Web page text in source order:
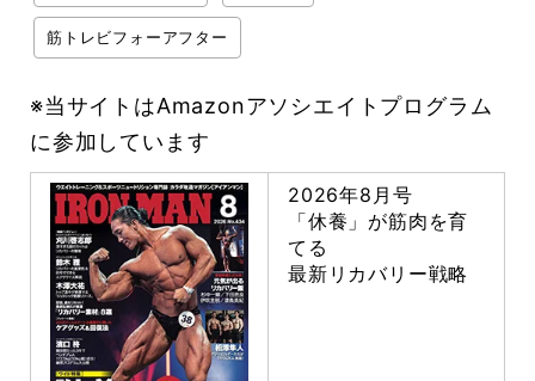
筋トレビフォーアフター
※当サイトはAmazonアソシエイトプログラム
に参加しています
2026年8月号
「休養」が筋肉を育
てる
最新リカバリー戦略